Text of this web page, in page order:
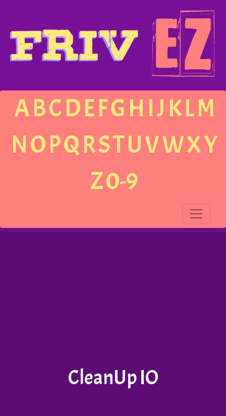
ABCDEFGH IJ KLM
NOPQRSTUVWXY
Z0-9
CleanUp IO